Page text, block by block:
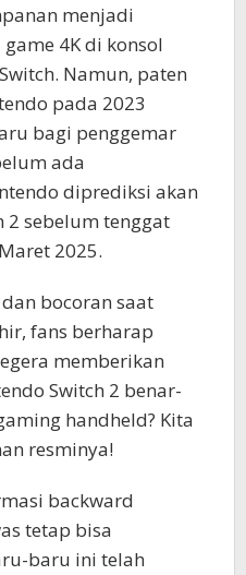
menjadi
4K di konsol
Namun, paten
pada 2023
bagi penggemar
ada
diprediksi akan
2 sebelum tenggat
2025.
bocoran saat
fans berharap
memberikan
Switch 2 benar-
handheld? Kita
resminya!
backward
tetap bisa
baru ini telah